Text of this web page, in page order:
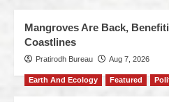
Mangroves Are Back,
Coastlines
Pratirodh Bureau Aug 7, 2026
Earth And Ecology Featured